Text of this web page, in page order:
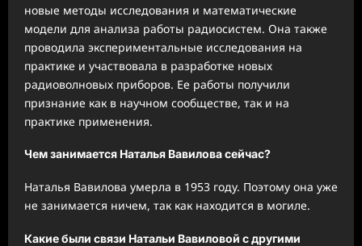
новые методы исследования и математические
модели для анализа работы радиосистем. Она также
проводила экспериментальные исследования на
практике и участвовала в разработке новых
радиоволновых приборов. Ее работы получили
признание как в научном сообществе, так и на
практике применения.
Чем занимается Наталья Вавилова сейчас?
Наталья Вавилова умерла в 1953 году. Поэтому она уже
не занимается ничем, так как находится в могиле.
Какие были связи Натальи Вавиловой с другими